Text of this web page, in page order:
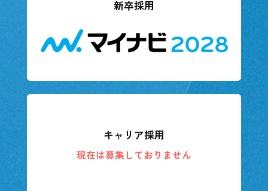
新卒採用
キャリア採用
現在は募集しておりません